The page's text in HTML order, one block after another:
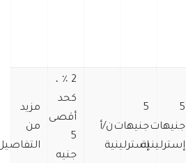
5
جنيهات
إسترلينية
5
جنيهات
إسترلينية
ن/أ
2 ٪ ،
كحد
أقصى
5
جنيه
مزيد
من